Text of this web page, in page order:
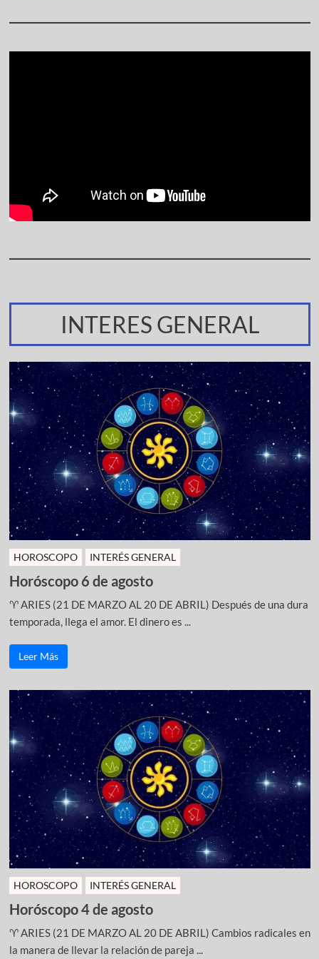
INTERES GENERAL
HOROSCOPO INTERÉS GENERAL
Horóscopo 6 de agosto
♈ ARIES (21 DE MARZO AL 20 DE ABRIL) Después de una dura
temporada, llega el amor. El dinero es ...
Leer Más
HOROSCOPO INTERÉS GENERAL
Horóscopo 4 de agosto
♈ ARIES (21 DE MARZO AL 20 DE ABRIL) Cambios radicales en
la manera de llevar la relación de pareja ...